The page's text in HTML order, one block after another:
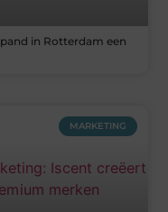
in Rotterdam een
MARKETING